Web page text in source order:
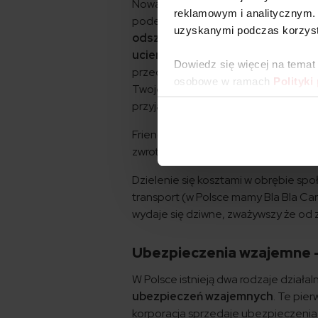
reklamowym i
uzyskanymi podczas
Dowiedz się więcej na
osobowe w ramach Polityki
Nowatorska inicjatywa pozwala
podejście do ubezpieczeń ma
odszkodowania pochodzą ze
ucierpią finanse grupy
przechodzi na poczet następnej
Twoje ryzykowne zachowanie może
przyjaciele, starasz się go uniknąć za
Friendsurance, które działa już od
zwrot warty tyle co jedna trzecia
Dzielenie się kosztami w obrębie
transport (w Polsce mamy Bla Bla
wydaje się dziwne, zważywszy że
Ubezpieczenia wzajemne
W Polsce istnieją dwa rodzaje
ubezpieczeń wzajemnych. Te
korporacja sprzedaje